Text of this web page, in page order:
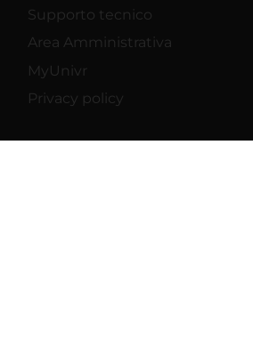
Supporto tecnico
Area Amministrativa
MyUnivr
Privacy policy